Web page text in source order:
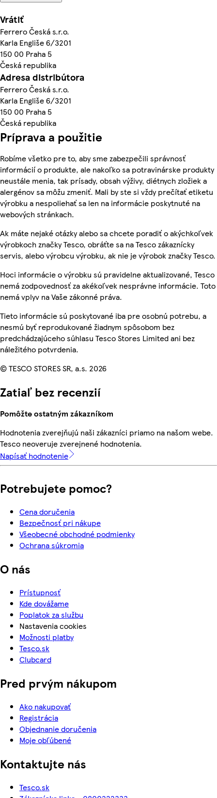
Vrátiť
Ferrero Česká s.r.o.
Karla Engliše 6/3201
150 00 Praha 5
Česká republika
Adresa distribútora
Ferrero Česká s.r.o.
Karla Engliše 6/3201
150 00 Praha 5
Česká republika
Príprava a použitie
Robíme všetko pre to, aby sme zabezpečili správnosť
informácií o produkte, ale nakoľko sa potravinárske produkty
neustále menia, tak prísady, obsah výživy, diétnych zložiek a
alergénov sa môžu zmeniť. Mali by ste si vždy prečítať etiketu
výrobku a nespoliehať sa len na informácie poskytnuté na
webových stránkach.
Ak máte nejaké otázky alebo sa chcete poradiť o akýchkoľvek
výrobkoch značky Tesco, obráťte sa na Tesco zákaznícky
servis, alebo výrobcu výrobku, ak nie je výrobok značky Tesco.
Hoci informácie o výrobku sú pravidelne aktualizované, Tesco
nemá zodpovednosť za akékoľvek nesprávne informácie. Toto
nemá vplyv na Vaše zákonné práva.
Tieto informácie sú poskytované iba pre osobnú potrebu, a
nesmú byť reprodukované žiadnym spôsobom bez
predchádzajúceho súhlasu Tesco Stores Limited ani bez
náležitého potvrdenia.
© TESCO STORES SR, a.s. 2026
Zatiaľ bez recenzií
Pomôžte ostatným zákazníkom
Hodnotenia zverejňujú naši zákazníci priamo na našom webe.
Tesco neoveruje zverejnené hodnotenia.
Napísať hodnotenie
Potrebujete pomoc?
Cena doručenia
Bezpečnosť pri nákupe
Všeobecné obchodné podmienky
Ochrana súkromia
O nás
Prístupnosť
Kde dovážame
Poplatok za službu
Nastavenia cookies
Možnosti platby
Tesco.sk
Clubcard
Pred prvým nákupom
Ako nakupovať
Registrácia
Objednanie doručenia
Moje obľúbené
Kontaktujte nás
Tesco.sk